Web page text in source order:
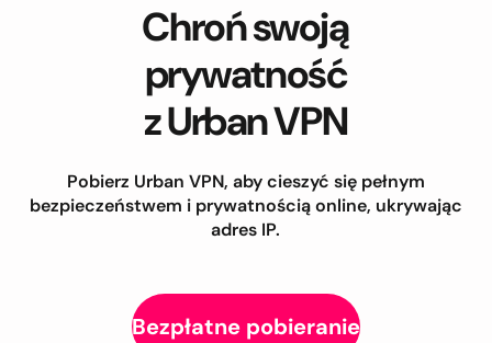
Chroń swoją
prywatność
z Urban VPN
Pobierz Urban VPN, aby cieszyć się pełnym
bezpieczeństwem i prywatnością online, ukrywając
adres IP.
Bezpłatne pobieranie